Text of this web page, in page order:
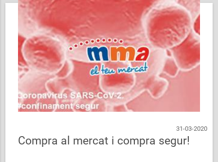
31-03-2020
Compra al mercat i compra segur!